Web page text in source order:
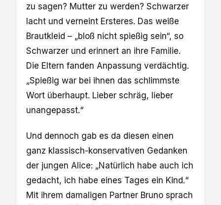
zu sagen? Mutter zu werden? Schwarzer
lacht und verneint Ersteres. Das weiße
Brautkleid – „bloß nicht spießig sein“, so
Schwarzer und erinnert an ihre Familie.
Die Eltern fanden Anpassung verdächtig.
„Spießig war bei ihnen das schlimmste
Wort überhaupt. Lieber schräg, lieber
unangepasst.“
Und dennoch gab es da diesen einen
ganz klassisch-konservativen Gedanken
der jungen Alice: „Natürlich habe auch ich
gedacht, ich habe eines Tages ein Kind.“
Mit ihrem damaligen Partner Bruno sprach